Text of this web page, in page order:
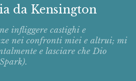
da Kensington
infliggere castighi e
nei confronti miei e altrui; mi
e lasciare che Dio